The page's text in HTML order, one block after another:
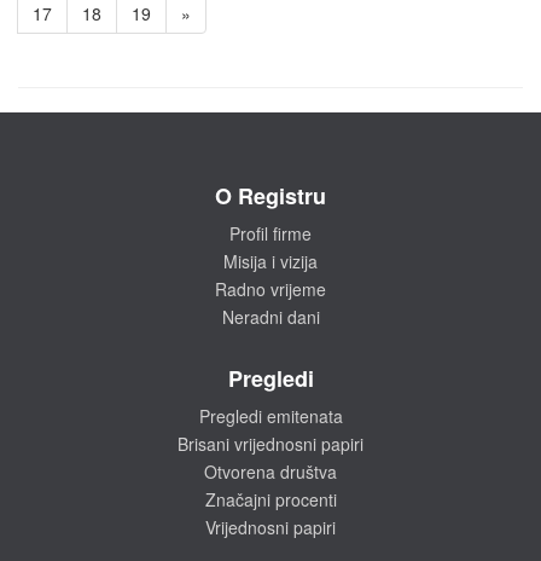
17
18 19 »
O Registru
Profil firme
Misija i vizija
Radno vrijeme
Neradni dani
Pregledi
Pregledi emitenata
Brisani vrijednosni papiri
Otvorena društva
Značajni procenti
Vrijednosni papiri